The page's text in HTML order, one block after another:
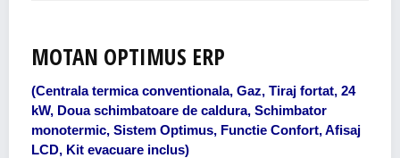
MOTAN OPTIMUS ERP
(Centrala termica conventionala, Gaz, Tiraj fortat, 24
kW, Doua schimbatoare de caldura, Schimbator
monotermic, Sistem Optimus, Functie Confort, Afisaj
LCD, Kit evacuare inclus)